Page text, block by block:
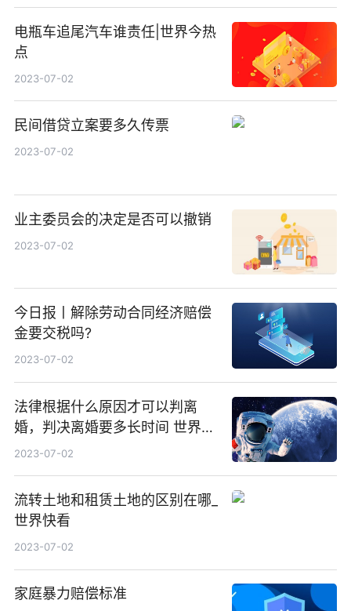
电瓶车追尾汽车谁责任|世界今热
点
2023-07-02
民间借贷立案要多久传票
2023-07-02
业主委员会的决定是否可以撤销
2023-07-02
今日报丨解除劳动合同经济赔偿
金要交税吗?
2023-07-02
法律根据什么原因才可以判离
婚，判决离婚要多长时间 世界快
消息
2023-07-02
流转土地和租赁土地的区别在哪_
世界快看
2023-07-02
家庭暴力赔偿标准